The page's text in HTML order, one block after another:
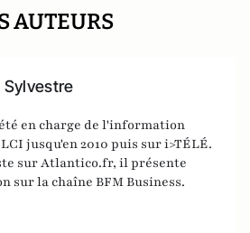
AUTEURS
en charge de l'information
jusqu'en 2010 puis sur i>TÉLÉ.
sur Atlantico.fr, il présente
sur la chaîne BFM Business.